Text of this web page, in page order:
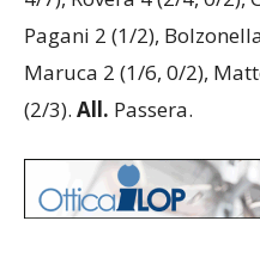
Pagani 2 (1/2),
Maruca 2 (1/6, 0/2),
(2/3). All. Passera.